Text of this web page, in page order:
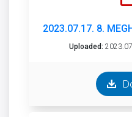
2023.07.17. 8.
Uploaded: